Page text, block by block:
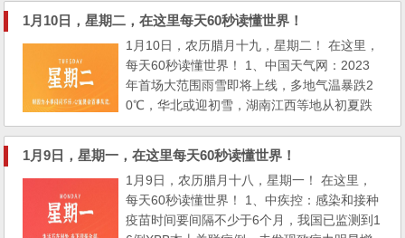
6万亿元，同比多增6.59万亿元。各主要银行
要合理把握信贷投放节奏，适度靠前发力；
3、中国商飞：截至2022年底，国产大飞机C9
19累计获得32家客户1035架订单，CR929已
完成首轮需求验证； C919...
1月10日，星期二，在这里每天60秒读懂世界！
1月10日，农历腊月十九，星期二！ 在这里，
每天60秒读懂世界！ 1、中国天气网：2023
年首场大范围雨雪即将上线，多地气温暴跌2
0℃，华北或迎初雪，湖南江西等地从初夏跌
至深冬； 2、8日上午，江苏淮安金湖县一家
四口被杀：当地人称嫌犯系死者女婿，闹离婚
讨要装修款杀人；9日，湖北黄石一高层住宅
发生闪爆1死3伤，业主：电梯门被震扭曲，有
人从楼上掉下。燃气公司：尚不确定为天然气
引起； 3、两部门：今年...
1月9日，星期一，在这里每天60秒读懂世界！
1月9日，农历腊月十八，星期一！ 在这里，
每天60秒读懂世界！ 1、中疾控：感染和接种
疫苗时间要间隔不少于6个月，我国已监测到1